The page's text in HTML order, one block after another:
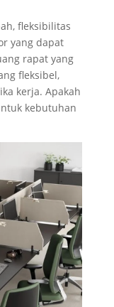
fleksibilitas
yang dapat
rapat yang
fleksibel,
kerja. Apakah
kebutuhan